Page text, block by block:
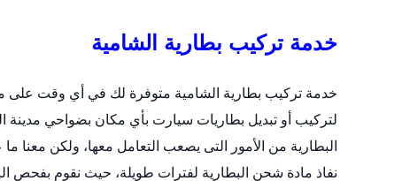
خدمة تركيب بطارية الشامية
لتركيب أو تبديل بطاريات سيارت بأي مكان بضواحي مدينة
البطارية من الأمور التى يصعب التعامل معها، ولكن
نفاذ مادة شحن البطارية لفترات طويلة، حيث نقوم بفحص